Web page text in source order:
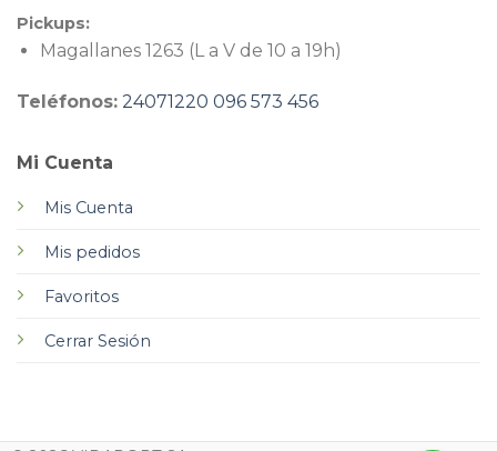
Mi Cuenta
Mis Cuenta
Mis pedidos
Favoritos
Cerrar Sesión
Pickups:
Magallanes 1263 (L a V de 10 a 19h)
Teléfonos: 24071220 096 573 456